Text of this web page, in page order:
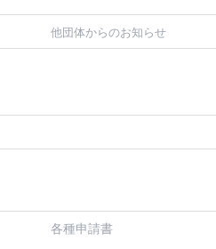
他団体からのお知らせ
各種申請書